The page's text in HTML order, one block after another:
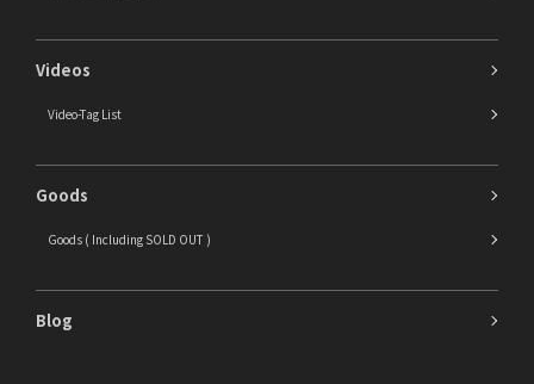
Videos
Video-Tag List
Goods
Goods ( Including SOLD OUT )
Blog